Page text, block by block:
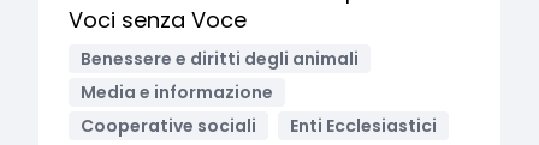
Voci senza Voce
Benessere e diritti degli animali
Media e informazione
Cooperative sociali
Enti Ecclesiastici